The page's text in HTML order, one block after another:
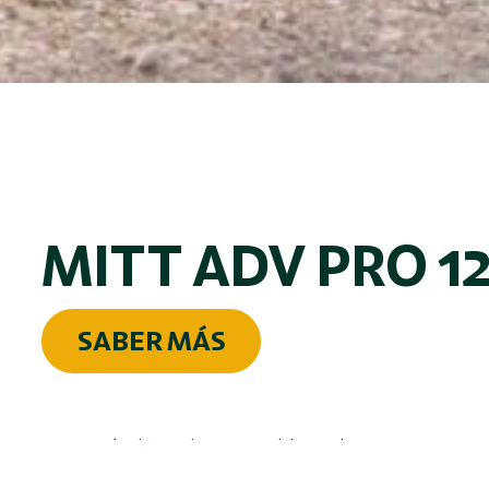
MITT ADV PRO
SABER MÁS
Este artículo es de una publicación externa.